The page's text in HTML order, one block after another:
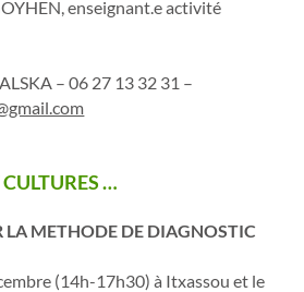
enseignant.e activité
– 06 27 13 32 31 –
…
LA METHODE DE DIAGNOSTIC
(14h-17h30) à Itxassou et le